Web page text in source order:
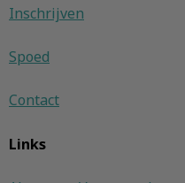
Inschrijven
Spoed
Contact
Links